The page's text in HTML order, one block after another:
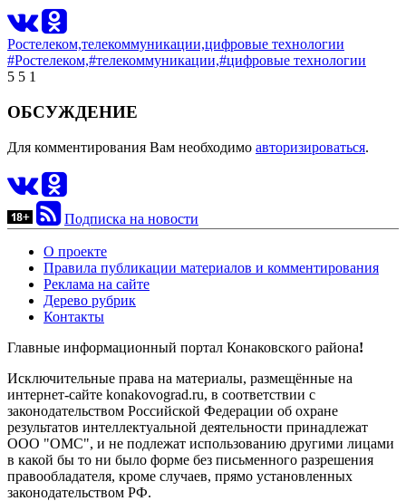
Ростелеком,телекоммуникации,цифровые технологии
#Ростелеком,#телекоммуникации,#цифровые технологии
5 5 1
ОБСУЖДЕНИЕ
Для комментирования Вам необходимо авторизироваться.
Подписка на новости
О проекте
Правила публикации материалов и комментирования
Реклама на сайте
Дерево рубрик
Контакты
Главные информационный портал Конаковского района!
Исключительные права на материалы, размещённые на
интернет-сайте konakovograd.ru, в соответствии с
законодательством Российской Федерации об охране
результатов интеллектуальной деятельности принадлежат
ООО "ОМС", и не подлежат использованию другими лицами
в какой бы то ни было форме без письменного разрешения
правообладателя, кроме случаев, прямо установленных
законодательством РФ.